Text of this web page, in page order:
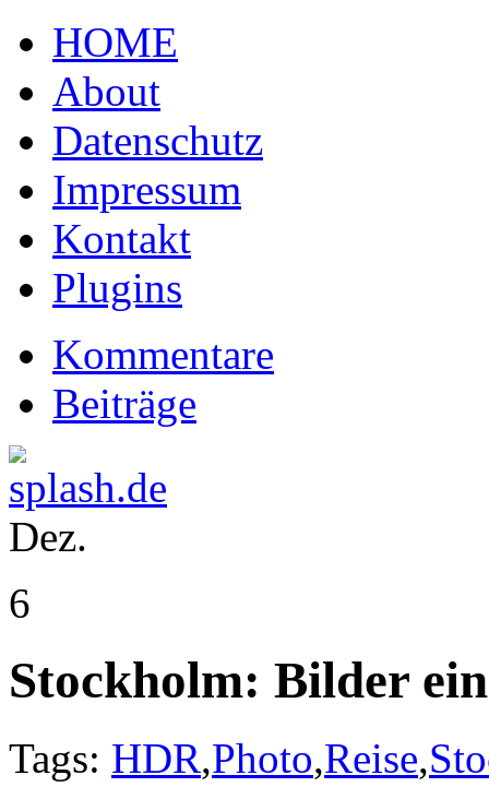
HOME
About
Datenschutz
Impressum
Kontakt
Plugins
Kommentare
Beiträge
Dez.
6
Stockholm: Bilder
Tags: HDR,Photo,Reise,